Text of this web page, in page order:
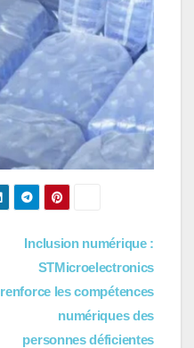
Inclusion numérique :
STMicroelectronics
renforce les compétences
numériques des
personnes déficientes